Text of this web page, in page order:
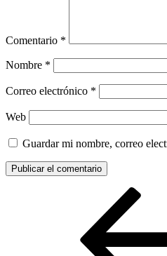
Comentario *
Nombre *
Correo electrónico *
Web
Guardar mi nombre, correo